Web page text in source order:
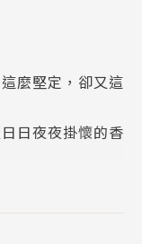
麼堅定，卻又這
日夜夜掛懷的香
至幾乎成了一座